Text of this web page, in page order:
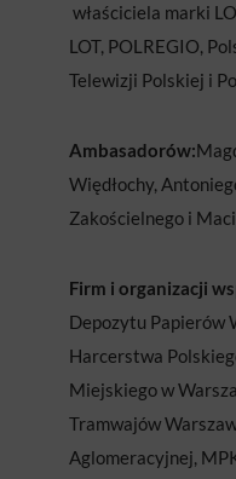
właściciela marki
LOT, POLREGIO,
Telewizji Polskiej i
Ambasadorów:
Więdłochy,
Zakościelnego i
Firm i organizacji
Depozytu Papierów
Harcerstwa
Miejskiego w
Tramwajów
Aglomeracyjnej,